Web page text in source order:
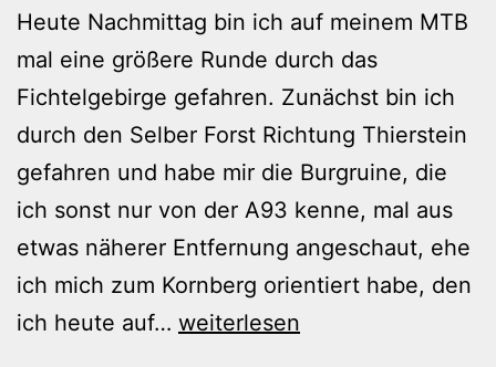
Heute Nachmittag bin ich auf meinem MTB
mal eine größere Runde durch das
Fichtelgebirge gefahren. Zunächst bin ich
durch den Selber Forst Richtung Thierstein
gefahren und habe mir die Burgruine, die
ich sonst nur von der A93 kenne, mal aus
etwas näherer Entfernung angeschaut, ehe
ich mich zum Kornberg orientiert habe, den
ich heute auf… Bei
weiterlesen